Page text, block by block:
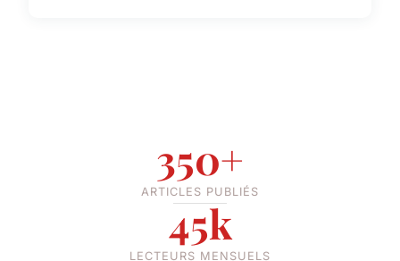
350+
ARTICLES PUBLIÉS
45k
LECTEURS MENSUELS